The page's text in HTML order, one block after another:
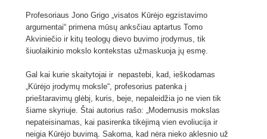
Profesoriaus Jono Grigo „visatos Kūrėjo egzistavimo
argumentai“ primena mūsų anksčiau aptartus Tomo
Akviniečio ir kitų teologų dievo buvimo įrodymus, tik
šiuolaikinio mokslo kontekstas užmaskuoja jų esmę.
Gal kai kurie skaitytojai ir nepastebi, kad, ieškodamas
„Kūrėjo įrodymų moksle“, profesorius patenka į
prieštaravimų glėbį, kuris, beje, nepaleidžia jo ne vien tik
šiame skyriuje. Štai autorius rašo: „Modernusis mokslas
nepateisinamas, kai pasirenka tikėjimą vien evoliucija ir
neigia Kūrėjo buvimą. Sakoma, kad nėra nieko aklesnio už